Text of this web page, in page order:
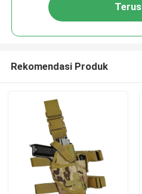
Terus
Rekomendasi Produk